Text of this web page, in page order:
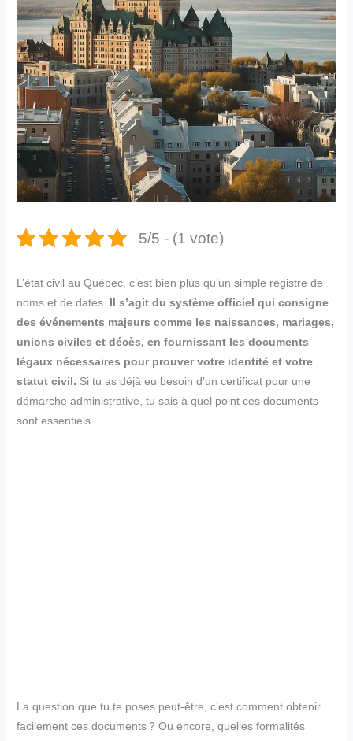
5/5 - (1 vote)
L’état civil au Québec, c’est bien plus qu’un simple registre de
noms et de dates.
Il s’agit du système officiel qui consigne
des événements majeurs comme les naissances, mariages,
unions civiles et décès, en fournissant les documents
légaux nécessaires pour prouver votre identité et votre
statut civil. Si tu as déjà eu besoin d’un certificat pour une
démarche administrative, tu sais à quel point ces documents
sont essentiels.
La question que tu te poses peut-être, c’est comment obtenir
facilement ces documents ? Ou encore, quelles formalités